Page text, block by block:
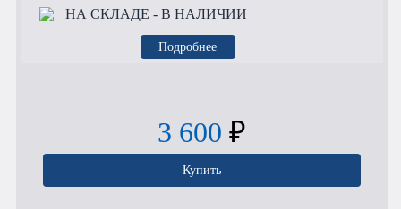
НА СКЛАДЕ - В НАЛИЧИИ
Подробнее
3 600 ₽
Купить